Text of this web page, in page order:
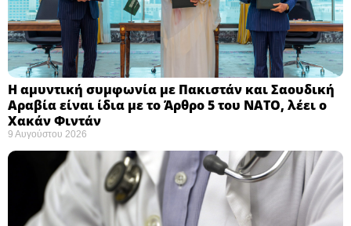
Η αμυντική συμφωνία με Πακιστάν και Σαουδική
Αραβία είναι ίδια με το Άρθρο 5 του ΝΑΤΟ, λέει ο
Χακάν Φιντάν ​
9 Αυγούστου 2026